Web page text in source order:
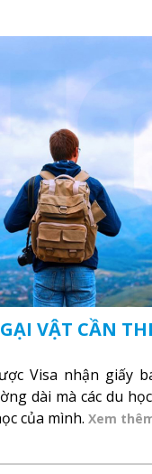
VẬT CẦN
Visa nhận giấy
dài mà các du
của mình. Xem